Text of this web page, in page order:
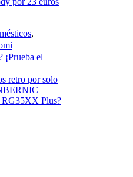
,
¡Prueba el
retro por solo
Plus?